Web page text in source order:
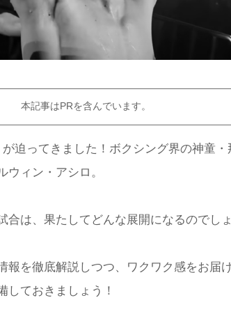
本記事はPRを含んでいます。
迫ってきました！ボクシング界の神童・
ィン・アシロ。
合は、果たしてどんな展開になるのでし
報を徹底解説しつつ、ワクワク感をお届
しておきましょう！